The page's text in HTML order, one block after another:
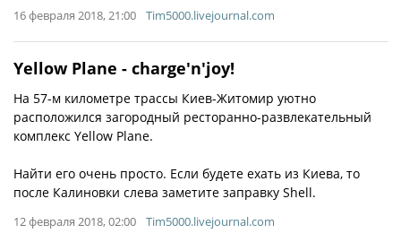
16 февраля 2018, 21:00 Tim5000.livejournal.com
Yellow Plane - charge'n'joy!
На 57-м километре трассы Киев-Житомир уютно
расположился загородный ресторанно-развлекательный
комплекс Yellow Plane.
Найти его очень просто. Если будете ехать из Киева, то
после Калиновки слева заметите заправку Shell.
12 февраля 2018, 02:00 Tim5000.livejournal.com